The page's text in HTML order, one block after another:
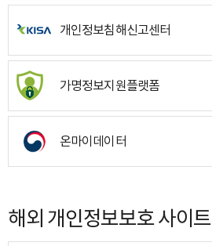
개인정보침해신고센터
가명정보지원플랫폼
온마이데이터
해외 개인정보보호 사이트